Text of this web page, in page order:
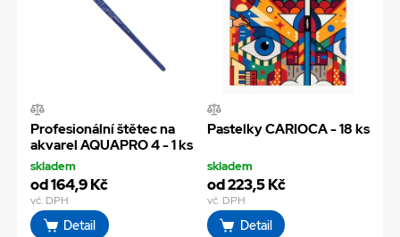
Profesionální štětec na
akvarel AQUAPRO 4 - 1 ks
skladem
od 164,9 Kč
vč. DPH
Detail
Pastelky CARIOCA - 18 ks
skladem
od 223,5 Kč
vč. DPH
Detail